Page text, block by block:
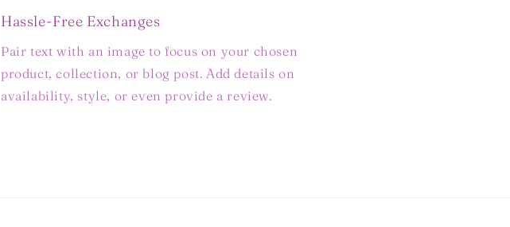
Hassle-Free Exchanges
Pair text with an image to focus on your chosen
product, collection, or blog post. Add details on
availability, style, or even provide a review.